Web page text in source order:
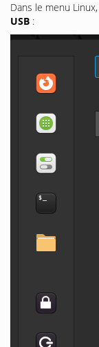
Dans le menu
USB :